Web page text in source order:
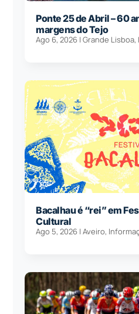
Ponte 25 de Abril – 60
margens do Tejo
Ago 6, 2026 |Grande Lisboa,
Bacalhau é “rei” em
Cultural
Ago 5, 2026 |Aveiro,